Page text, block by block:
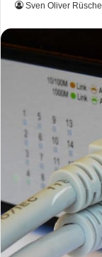
Sven Oliver Rüsche